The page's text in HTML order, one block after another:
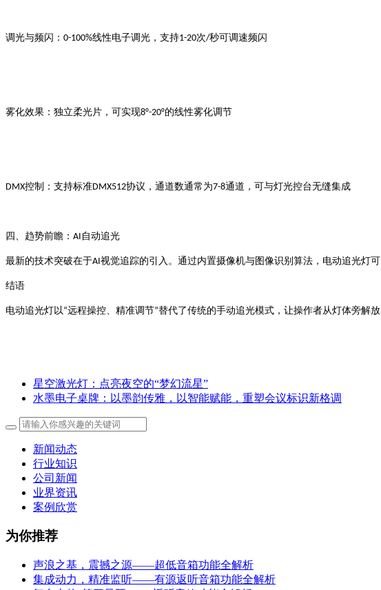
调光与频闪 ： 0-100%线性电子调光，支持1-20次/秒可调速频闪
雾化效果 ：独立柔光片，可实现8°-20°的线性雾化调节
DMX控制 ：支持标准DMX512协议，通道数通常为7-8通道，可与灯光控台无缝集成
四、趋势前瞻： AI 自动追光
最新的技术突破在于AI视觉追踪的引入。通过内置摄像机与图像识别算法，电动追光灯
结语
电动追光灯以“远程操控、精准调节”替代了传统的手动追光模式，让操作者从灯体旁解
星空激光灯：点亮夜空的“梦幻流星”
水墨电子桌牌：以墨韵传雅，以智能赋能，重塑会议标识新格调
新闻动态
行业知识
公司新闻
业界资讯
案例欣赏
为你推荐
声浪之基，震撼之源——超低音箱功能全解析
集成动力，精准监听——有源返听音箱功能全解析